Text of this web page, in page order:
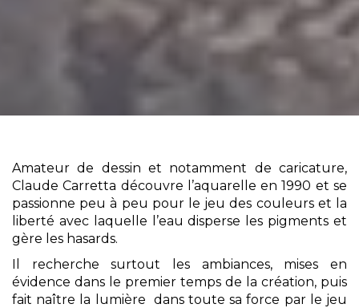
Amateur de dessin et notamment de caricature,
Claude Carretta découvre l’aquarelle en 1990 et se
passionne peu à peu pour le jeu des couleurs et la
liberté avec laquelle l’eau disperse les pigments et
gère les hasards.
Il recherche surtout les ambiances, mises en
évidence dans le premier temps de la création, puis
fait naître la lumière dans toute sa force par le jeu